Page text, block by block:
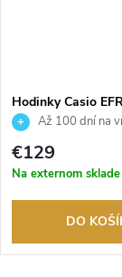
Hodinky Casio
5AVUEFAž 100 dní na
tovaru. Autorizovaný
€129
Na externom sklade
DO